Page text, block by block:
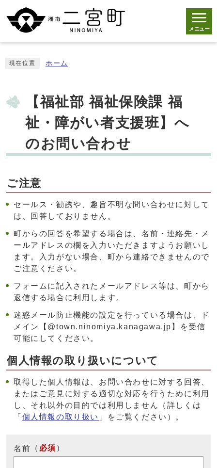
メニュー
現在位置 ホーム
【福祉部 福祉保険課 福
祉・障がい者支援班】へ
のお問い合わせ
ご注意
セールス・勧誘や、趣旨不明な問い合わせに対して
は、回答しておりません。
町からの回答を希望する場合は、名前・連絡先・メ
ールアドレスの欄を入力いただきますようお願いし
ます。入力がない場合、町から連絡できませんので
ご注意ください。
フォームに記入されたメールアドレス等は、町から
返信する場合に利用します。
迷惑メール防止機能の設定を行っている場合は、ド
メイン【@town.ninomiya.kanagawa.jp】を受信
可能にしてください。
個人情報の取り扱いについて
取得した個人情報は、お問い合わせに対する回答、
またはご意見に対する適切な対応を行うために利用
し、それ以外の目的では利用しません（詳しくは
「 個人情報の取り扱い 」をご覧ください）。
名前 （ 必須 ）